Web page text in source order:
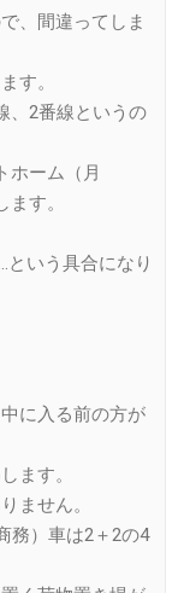
、間違ってしま
す。
、2番線というの
ホーム（月
す。
という具合になり
に入る前の方が
ます。
ません。
務）車は2＋2の4